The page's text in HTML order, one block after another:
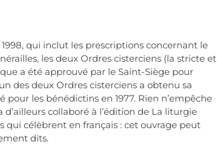
qui inclut les prescriptions concernant le
les deux Ordres cisterciens (la stricte et
a été approuvé par le Saint-Siège pour
des deux Ordres cisterciens a obtenu sa
pour les bénédictins en 1977. Rien n’empêche
d’ailleurs collaboré à l’édition de La liturgie
qui célèbrent en français : cet ouvrage peut
dits.